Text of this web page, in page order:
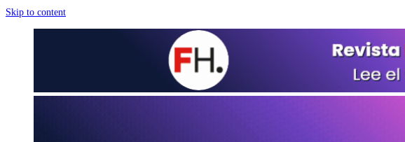
Skip to content